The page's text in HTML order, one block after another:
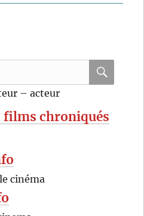
L’Extravagant
Frank
– acteur
films chroniqués
cinéma